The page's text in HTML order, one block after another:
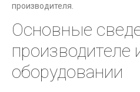
производителя.
Основные
производителе
оборудовании